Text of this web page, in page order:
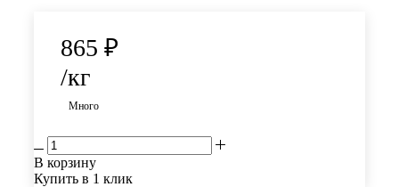
865 ₽
/кг
Много
В корзину
Купить в 1 клик